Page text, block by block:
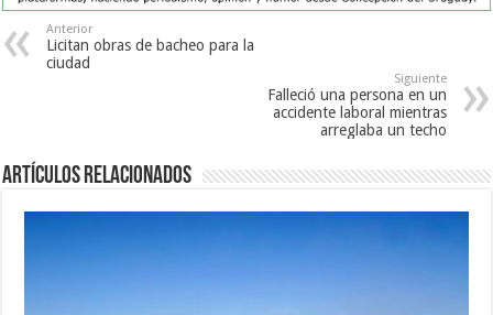
Anterior
Licitan obras de bacheo para la
ciudad
Siguiente
Falleció una persona en un
accidente laboral mientras
arreglaba un techo
Artículos Relacionados